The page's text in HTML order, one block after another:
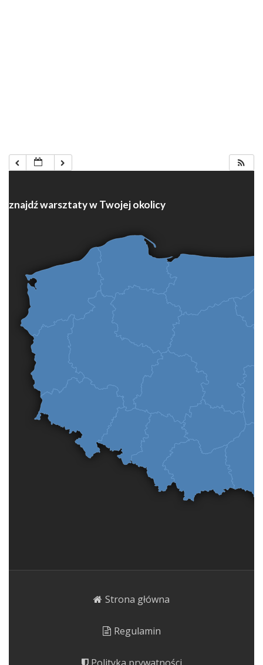
znajdź warsztaty w Twojej okolicy
Strona główna
Regulamin